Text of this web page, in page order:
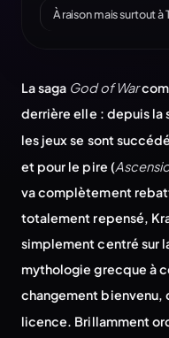
À raison mais surtout à
La saga God of War
derrière elle : depuis la
les jeux se sont
et pour le pire (
va complètement
totalement repensé,
simplement centré sur
mythologie grecque à
changement bienvenu,
licence. Brillamment